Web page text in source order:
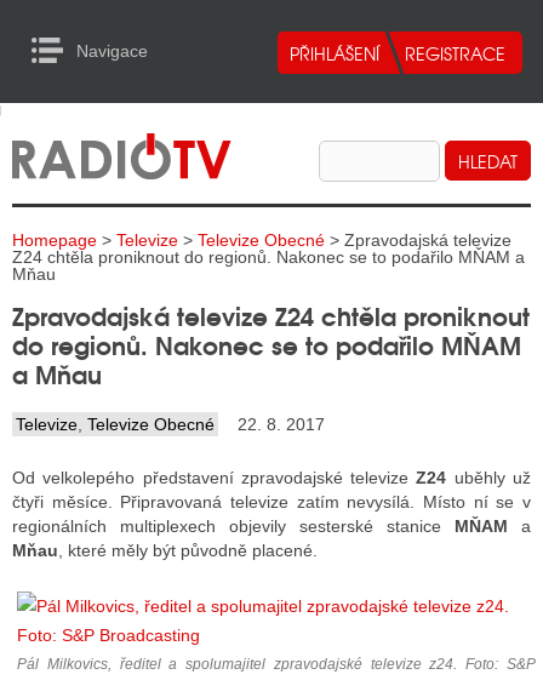
Navigace
RADIA
TELEVIZE
INTERNET
RADIA
RÁDIÍ
RÁDIÍ
VYSÍLAČE
TELEVIZÍ
to Content
Homepage > Televize > Televize Obecné > Zpravodajská televize
Z24 chtěla proniknout do regionů. Nakonec se to podařilo MŇAM a
Mňau
Zpravodajská televize Z24 chtěla proniknout
do regionů. Nakonec se to podařilo MŇAM
a Mňau
Televize Televize Obecné 22. 8. 2017
Od velkolepého představení zpravodajské televizeZ24 uběhly už
čtyři měsíce. Připravovaná televize zatím nevysílá. Místo ní se v
regionálních multiplexech objevily sesterské stanice MŇAM a
Mňau , které měly být původně placené.
Pál Milkovics, ředitel a spolumajitel zpravodajské televize z24. Foto: S&P